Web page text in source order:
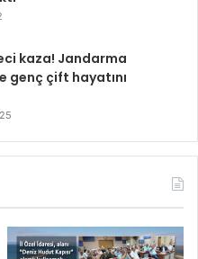
kaza! Jandarma
genç çift hayatını